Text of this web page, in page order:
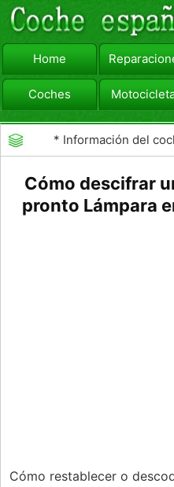
Home
Coches
viajar Camiones
* Información del
Cómo descifrar
pronto Lámpara
Cómo restablecer o